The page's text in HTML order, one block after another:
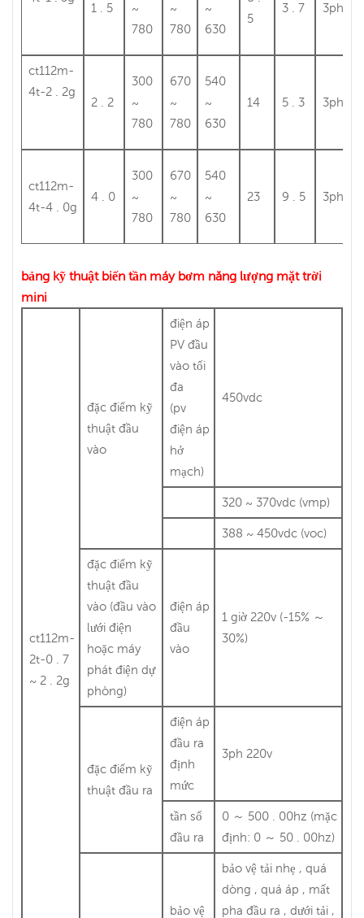
1 . 5
~
780
~
780
~
630
5
3 . 7 3ph380
ct112m-
4t-2 . 2g
2 . 2
300
~
780
670
~
780
540
~
630
14 5 . 3 3ph380
ct112m-
4t-4 . 0g
4 . 0
300
~
780
670
~
780
540
~
630
23 9 . 5 3ph380
bảng kỹ thuật biến tần máy bơm năng lượng mặt trời
mini
ct112m-
2t-0 . 7
~ 2 . 2g
đặc điểm kỹ
thuật đầu
vào
điện áp
PV đầu
vào tối
đa
(pv
điện áp
hở
mạch)
450vdc
320 ~ 370vdc (vmp)
388 ~ 450vdc (voc)
đặc điểm kỹ
thuật đầu
vào (đầu vào
lưới điện
hoặc máy
phát điện dự
phòng)
điện áp
đầu
vào
1 giờ 220v (-15% ～
30%)
đặc điểm kỹ
thuật đầu ra
điện áp
đầu ra
định
mức
3ph 220v
tần số
đầu ra
0 ～ 500 . 00hz (mặc
định: 0 ～ 50 . 00hz)
bảo vệ
bảo vệ tải nhẹ , quá
dòng , quá áp , mất
pha đầu ra , dưới tải ,